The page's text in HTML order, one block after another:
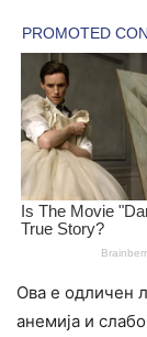
Ова е одличен
анемија и